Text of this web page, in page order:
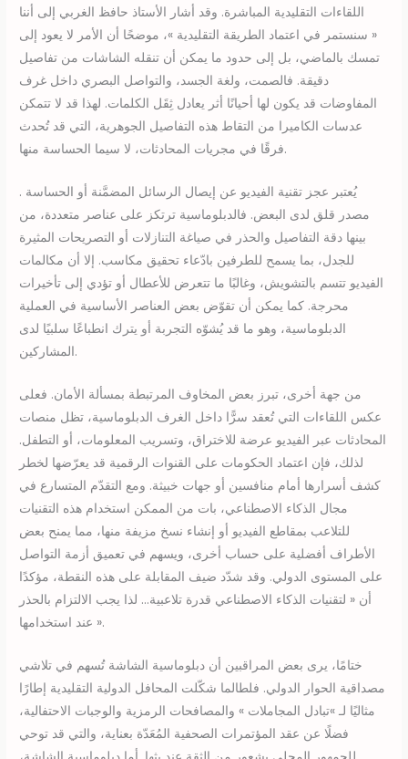
اللقاءات التقليدية المباشرة. وقد أشار الأستاذ حافظ الغربي إلى أننا
« سنستمر في اعتماد الطريقة التقليدية »، موضحًا أن الأمر لا يعود إلى
تمسك بالماضي، بل إلى حدود ما يمكن أن تنقله الشاشات من تفاصيل
دقيقة. فالصمت، ولغة الجسد، والتواصل البصري داخل غرف
المفاوضات قد يكون لها أحيانًا أثر يعادل ثِقَل الكلمات. لهذا قد لا تتمكن
عدسات الكاميرا من التقاط هذه التفاصيل الجوهرية، التي قد تُحدث
فرقًا في مجريات المحادثات، لا سيما الحساسة منها.
. يُعتبر عجز تقنية الفيديو عن إيصال الرسائل المضمَّنة أو الحساسة
مصدر قلق لدى البعض. فالدبلوماسية ترتكز على عناصر متعددة، من
بينها دقة التفاصيل والحذر في صياغة التنازلات أو التصريحات المثيرة
للجدل، بما يسمح للطرفين بادّعاء تحقيق مكاسب. إلا أن مكالمات
الفيديو تتسم بالتشويش، وغالبًا ما تتعرض للأعطال أو تؤدي إلى تأخيرات
محرجة. كما يمكن أن تقوّض بعض العناصر الأساسية في العملية
الدبلوماسية، وهو ما قد يُشوّه التجربة أو يترك انطباعًا سلبيًا لدى
المشاركين.
من جهة أخرى، تبرز بعض المخاوف المرتبطة بمسألة الأمان. فعلى
عكس اللقاءات التي تُعقد سرًّا داخل الغرف الدبلوماسية، تظل منصات
المحادثات عبر الفيديو عرضة للاختراق، وتسريب المعلومات، أو التطفل.
لذلك، فإن اعتماد الحكومات على القنوات الرقمية قد يعرّضها لخطر
كشف أسرارها أمام منافسين أو جهات خبيثة. ومع التقدّم المتسارع في
مجال الذكاء الاصطناعي، بات من الممكن استخدام هذه التقنيات
للتلاعب بمقاطع الفيديو أو إنشاء نسخ مزيفة منها، مما يمنح بعض
الأطراف أفضلية على حساب أخرى، ويسهم في تعميق أزمة التواصل
على المستوى الدولي. وقد شدّد ضيف المقابلة على هذه النقطة، مؤكدًا
أن « لتقنيات الذكاء الاصطناعي قدرة تلاعبية… لذا يجب الالتزام بالحذر
عند استخدامها ».
ختامًا، يرى بعض المراقبين أن دبلوماسية الشاشة تُسهم في تلاشي
مصداقية الحوار الدولي. فلطالما شكّلت المحافل الدولية التقليدية إطارًا
مثاليًا لـ »تبادل المجاملات » والمصافحات الرمزية والوجبات الاحتفالية،
فضلًا عن عقد المؤتمرات الصحفية المُعَدّة بعناية، والتي قد توحي